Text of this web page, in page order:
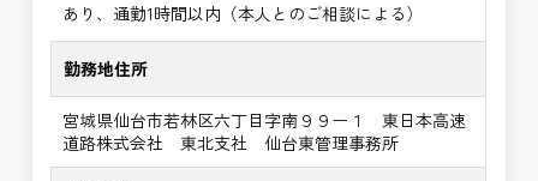
あり、通勤1時間以内（本人とのご相談による）
勤務地住所
宮城県仙台市若林区六丁目字南９９ー１ 東日本高速
道路株式会社 東北支社 仙台東管理事務所